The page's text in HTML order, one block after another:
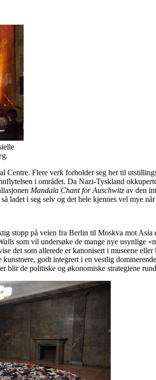
Centre. Flere verk forholder seg her til
i området. Da Nazi-Tyskland
Mandala Chant for Auschwitz av den
ladet i seg selv og det hele kjennes vel mye
stopp på veien fra Berlin til Moskva mot
som vil undersøke de mange nye usynlige
det som allerede er kanonisert i museene
godt integrert i en vestlig
blir de politiske og økonomiske strategiene